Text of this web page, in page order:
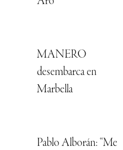
MANERO
desembarca en
Marbella
Pablo Alborán: “Me